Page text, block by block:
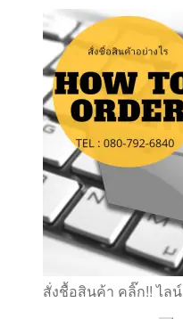
สั่งชื้อสินค้า คลิ๊ก!! ไลน์